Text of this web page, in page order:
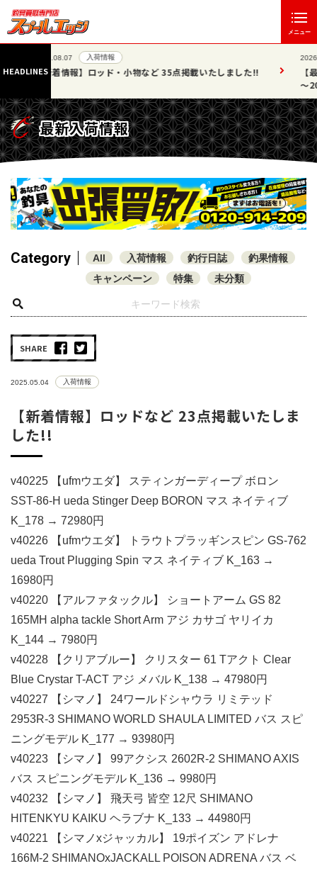
メニュー
HEADLINES
ました!!
2026.08.06
【最速情報】直近の387個!! 買取リスト公開!! 2026/07/25
最新入荷情報
Category All 入荷情報 釣行日誌
釣果情報
キャンペーン
特集 未分類
SHARE
2025.05.04 入荷情報
【新着情報】ロッドなど 23点掲載いたしま
した!!
v40225 【ufmウエダ】 スティンガーディープ ボロン
SST-86-H ueda Stinger Deep BORON マス ネイティブ
K_178 → 72980円
v40226 【ufmウエダ】 トラウトプラッギンスピン GS-762
ueda Trout Plugging Spin マス ネイティブ K_163 →
16980円
v40220 【アルファタックル】 ショートアーム GS 82
165MH alpha tackle Short Arm アジ カサゴ ヤリイカ
K_144 → 7980円
v40228 【クリアブルー】 クリスター 61 Tアクト Clear
Blue Crystar T-ACT アジ メバル K_138 → 47980円
v40227 【シマノ】 24ワールドシャウラ リミテッド
2953R-3 SHIMANO WORLD SHAULA LIMITED バス スピ
ニングモデル K_177 → 93980円
v40223 【シマノ】 99アクシス 2602R-2 SHIMANO AXIS
バス スピニングモデル K_136 → 9980円
v40232 【シマノ】 飛天弓 皆空 12尺 SHIMANO
HITENKYU KAIKU ヘラブナ K_133 → 44980円
v40221 【シマノxジャッカル】 19ポイズン アドレナ
166M-2 SHIMANOxJACKALL POISON ADRENA バス ベ